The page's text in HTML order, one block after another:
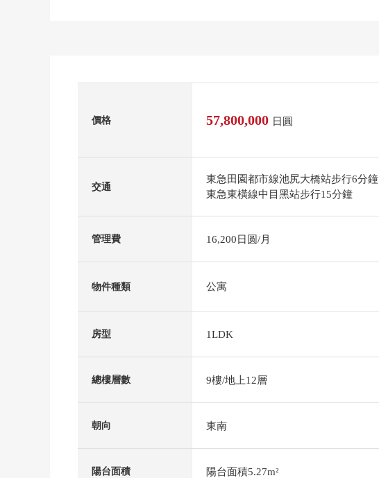
價格 57,800,000 日圓
交通
東急田園都市線池尻大橋站步行6分鐘
東急東橫線中目黑站步行15分鐘
管理費 16,200日圆/月
物件種類 公寓
房型 1LDK
總樓層數 9樓/地上12層
朝向 東南
陽台面積 陽台面積5.27m²